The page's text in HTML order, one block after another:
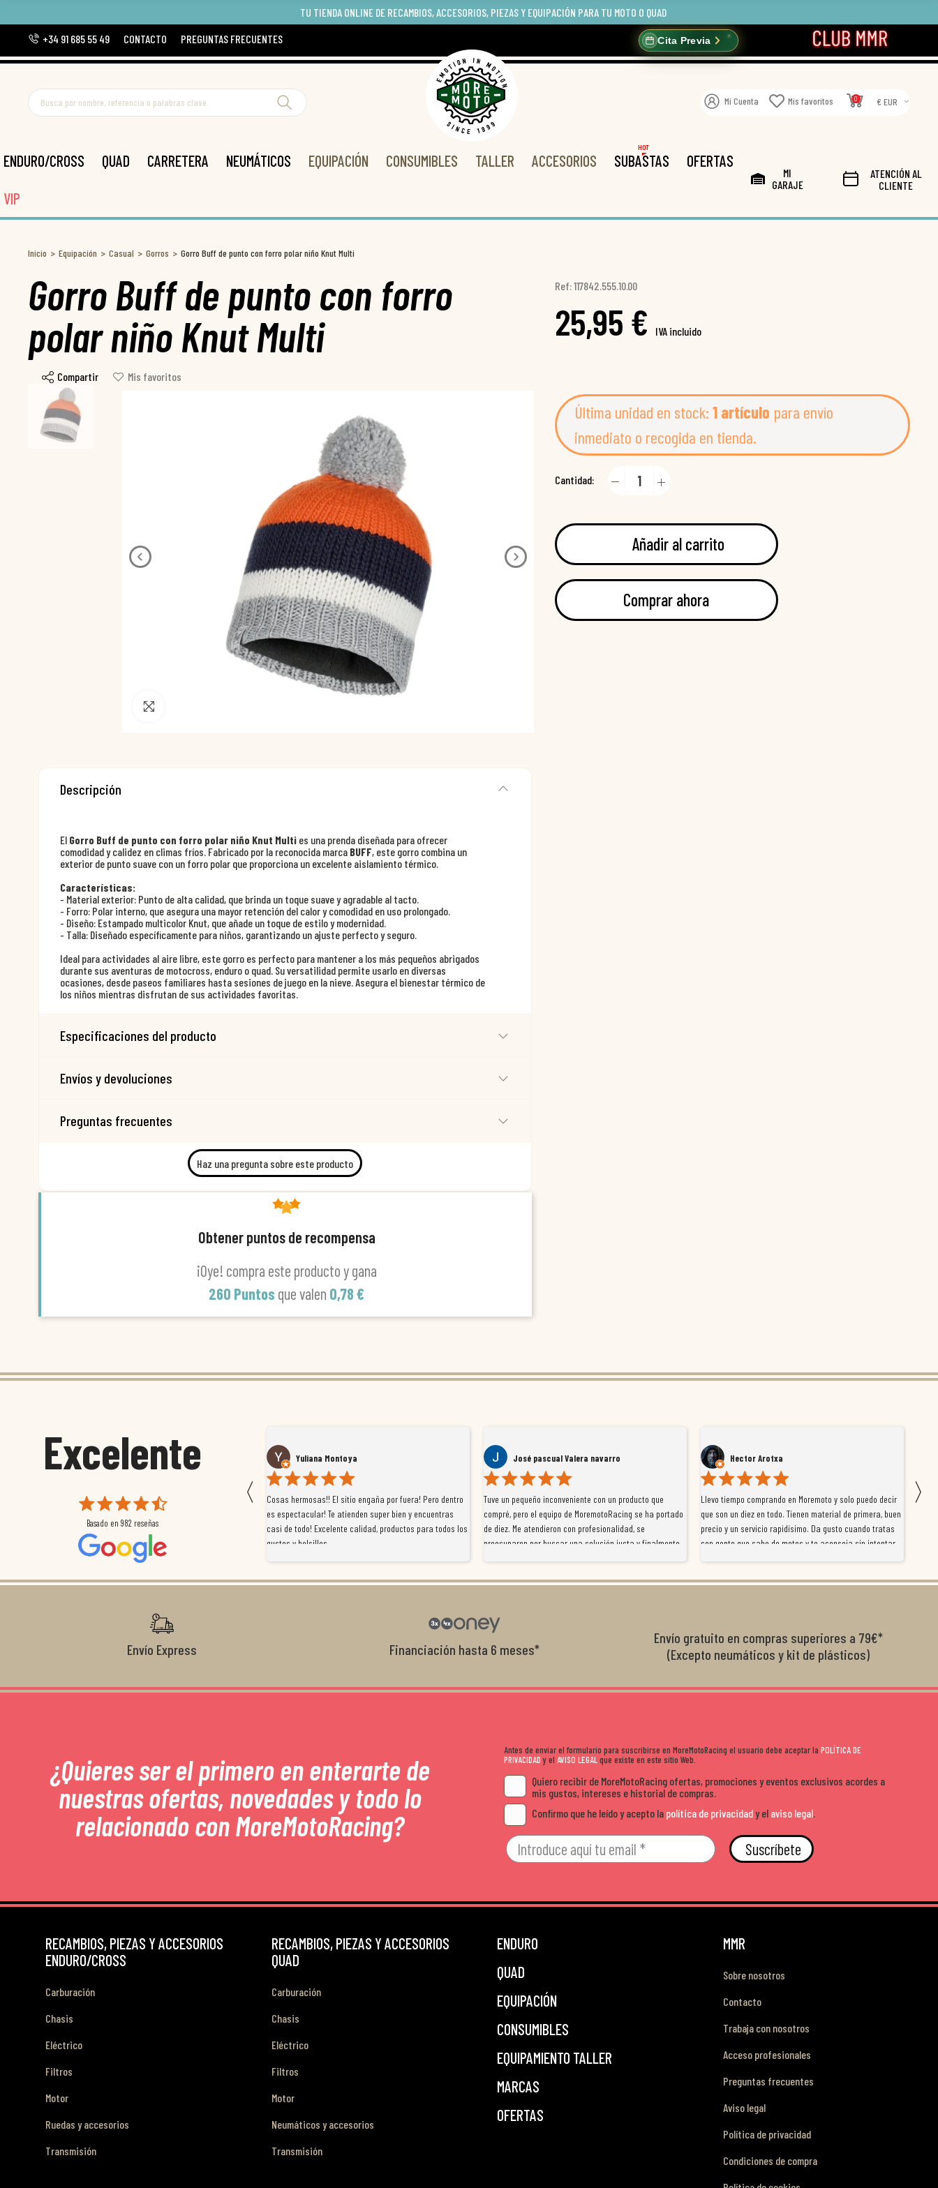
TU TIENDA ONLINE DE RECAMBIOS, ACCESORIOS, PIEZAS Y EQUIPACIÓN PARA TU MOTO O QUAD
+34 91 685 55 49
CONTACTO PREGUNTAS FRECUENTES Cita Previa
Mi Cuenta Mis favoritos 0 € EUR
ENDURO/CROSS QUAD CARRETERA NEUMÁTICOS EQUIPACIÓN CONSUMIBLES TALLER ACCESORIOS SUBASTAS
HOT
OFERTAS
VIP
MI
GARAJE
ATENCIÓN AL
CLIENTE
Inicio Equipación Casual Gorros Gorro Buff de punto con forro polar niño Knut Multi
Gorro Buff de punto con forro
polar niño Knut Multi
Compartir Mis favoritos
Ref: 117842.555.10.00
25,95 € IVA incluido
Última unidad en stock: 1 artículo para envío
inmediato o recogida en tienda.
Cantidad:
Añadir al carrito
Comprar ahora
Descripción
El Gorro Buff de punto con forro polar niño Knut Multi es una prenda diseñada para ofrecer
comodidad y calidez en climas fríos. Fabricado por la reconocida marca BUFF, este gorro combina un
exterior de punto suave con un forro polar que proporciona un excelente aislamiento térmico.
Características:
- Material exterior: Punto de alta calidad, que brinda un toque suave y agradable al tacto.
- Forro: Polar interno, que asegura una mayor retención del calor y comodidad en uso prolongado.
- Diseño: Estampado multicolor Knut, que añade un toque de estilo y modernidad.
- Talla: Diseñado específicamente para niños, garantizando un ajuste perfecto y seguro.
Ideal para actividades al aire libre, este gorro es perfecto para mantener a los más pequeños abrigados
durante sus aventuras de motocross, enduro o quad. Su versatilidad permite usarlo en diversas
ocasiones, desde paseos familiares hasta sesiones de juego en la nieve. Asegura el bienestar térmico de
los niños mientras disfrutan de sus actividades favoritas.
Especificaciones del producto
Envíos y devoluciones
Preguntas frecuentes
Haz una pregunta sobre este producto
Obtener puntos de recompensa
¡Oye! compra este producto y gana
260 Puntos que valen 0,78 €
Excelente
Basado en 982 reseñas
〈
Susana García Luis
Magnífica atención al cliente. Tuvimos un pequeño
retraso en el pedido y desde el minuto uno se
preocuparon por ayudarnos en todo. Gracias a Sergio,
magnífico gestor... atento, amable, un servicio de 10.
Gracias de nuevo por todo!
Yuliana Montoya
Cosas hermosas!! El sitio engaña por fuera! Pero dentro
es espectacular! Te atienden super bien y encuentras
casi de todo! Excelente calidad, productos para todos los
gustos y bolsillos
José pascual Valera navarro
Tuve un pequeño inconveniente con un producto que
compré, pero el equipo de MoremotoRacing se ha portado
de diez. Me atendieron con profesionalidad, se
preocuparon por buscar una solución justa y finalmente
con el cliente, y me ofrecieron unas condiciones de
recomendables.
Hector Arotxa
Llevo tiempo comprando en Moremoto y solo puedo decir
que son un diez en todo. Tienen material de primera, buen
precio y un servicio rapidísimo. Da gusto cuando tratas
con gente que sabe de motos y te aconseja sin intentar
el cliente y que disfrutan lo que hacen. Si te gusta la
años
〉
Envío Express Financiación hasta 6 meses*
Envío gratuito en compras superiores a 79€*
(Excepto neumáticos y kit de plásticos)
¿Quieres ser el primero en enterarte de
nuestras ofertas, novedades y todo lo
relacionado con MoreMotoRacing?
Antes de enviar el formulario para suscribirse en MoreMotoRacing el usuario debe aceptar la POLÍTICA DE
PRIVACIDADy el AVISO LEGALque existe en este sitio Web.
Quiero recibir de MoreMotoRacing ofertas, promociones y eventos exclusivos acordes a
mis gustos, intereses e historial de compras.
Confirmo que he leído y acepto la política de privacidady el aviso legal.
Suscríbete
RECAMBIOS, PIEZAS Y ACCESORIOS
ENDURO/CROSS
Carburación
Chasis
Eléctrico
Filtros
Motor
Ruedas y accesorios
Transmisión
RECAMBIOS, PIEZAS Y ACCESORIOS
QUAD
Carburación
Chasis
Eléctrico
Filtros
Motor
Neumáticos y accesorios
Transmisión
ENDURO
QUAD
EQUIPACIÓN
CONSUMIBLES
EQUIPAMIENTO TALLER
MARCAS
OFERTAS
MMR
Sobre nosotros
Contacto
Trabaja con nosotros
Acceso profesionales
Preguntas frecuentes
Aviso legal
Política de privacidad
Condiciones de compra